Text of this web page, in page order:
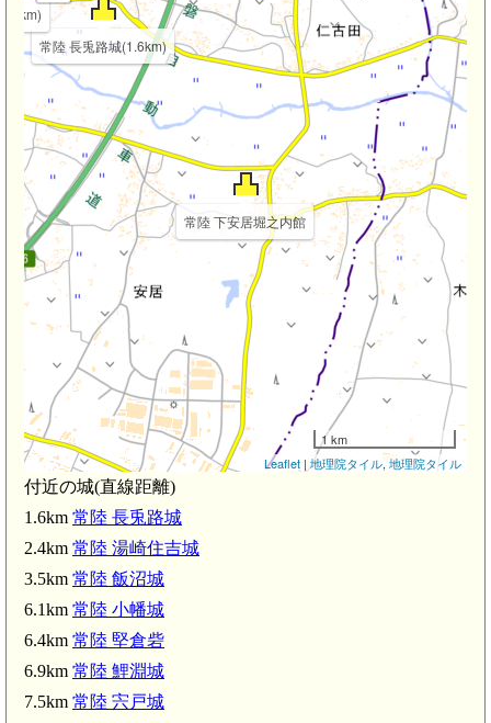
常陸 下安居堀之内館
常陸 長兎路城(1.6km)
1 km
Leaflet | 地理院タイル, 地理院タイル
付近の城(直線距離)
1.6km 常陸 長兎路城
2.4km 常陸 湯崎住吉城
3.5km 常陸 飯沼城
6.1km 常陸 小幡城
6.4km 常陸 堅倉砦
6.9km 常陸 鯉淵城
7.5km 常陸 宍戸城